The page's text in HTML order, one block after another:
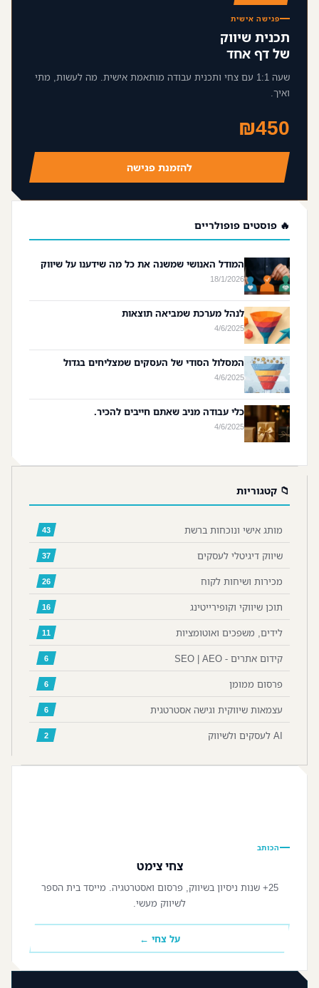
פגישה אישית
תכנית שיווק
של דף אחד
שעה 1:1 עם צחי ותכנית עבודה מותאמת אישית. מה לעשות, מתי
ואיך.
₪450
להזמנת פגישה
🔥 פוסטים פופולריים
המודל האנושי שמשנה את כל מה שידענו על שיווק
18/1/2026
לנהל מערכת שמביאה תוצאות
4/6/2025
המסלול הסודי של העסקים שמצליחים בגדול
4/6/2025
כלי עבודה מניב שאתם חייבים להכיר.
4/6/2025
📁 קטגוריות
מותג אישי ונוכחות ברשת 43
שיווק דיגיטלי לעסקים 37
מכירות ושיחות לקוח 26
תוכן שיווקי וקופירייטינג 16
לידים, משפכים ואוטומציות 11
קידום אתרים - SEO | AEO 6
פרסום ממומן 6
עצמאות שיווקית וגישה אסטרטגית 6
AI לעסקים ולשיווק 2
הכותב
צחי צימט
25+ שנות ניסיון בשיווק, פרסום ואסטרטגיה. מייסד בית הספר
לשיווק מעשי.
על צחי ←